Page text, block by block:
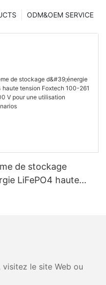
ODM&OEM SERVICE
de stockage
LiFePO4 haute
le site Web ou